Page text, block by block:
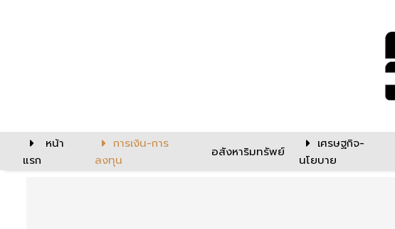
หน้า
แรก
การเงิน-การ
ลงทุน
อสังหาริมทรัพย์
เศรษฐกิจ-
นโยบาย